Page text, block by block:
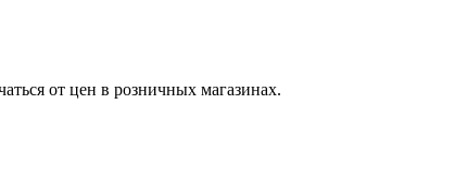
от цен в розничных магазинах.